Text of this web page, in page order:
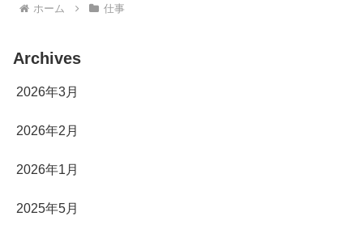
ホーム 仕事
Archives
2026年3月
2026年2月
2026年1月
2025年5月